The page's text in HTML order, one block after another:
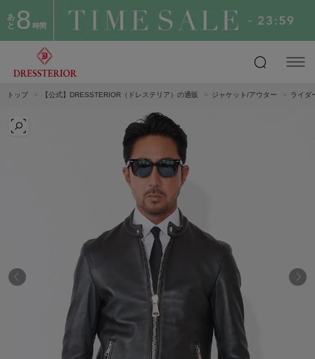
あ
と 8 時間
トップ 【公式】DRESSTERIOR（ドレステリア）の通販 ジャケット/アウター ライダ